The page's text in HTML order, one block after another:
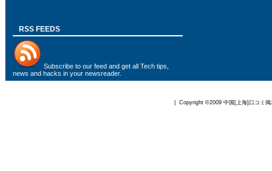
RSS FEEDS
Subscribe to our feed and get all Tech tips,
news and hacks in your newsreader.
| Copyright ©2009 中国[上海]口コミ掲